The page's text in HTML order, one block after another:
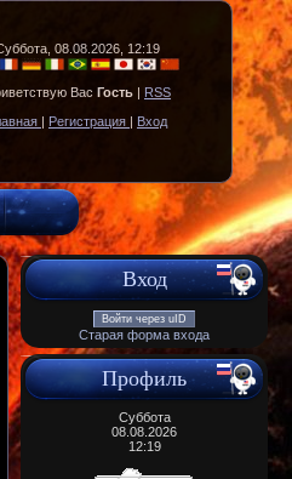
08.08.2026, 12:19
Вас Гость | RSS
| Регистрация | Вход
Вход
Войти через uID
Старая форма входа
Профиль
Суббота
08.08.2026
12:19